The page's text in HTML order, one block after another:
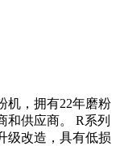
机，拥有22年磨粉
和供应商。 R系列
级改造，具有低损